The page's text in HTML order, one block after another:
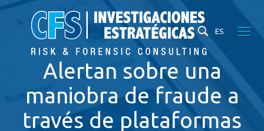
ES
Alertan sobre una
maniobra de fraude a
través de plataformas